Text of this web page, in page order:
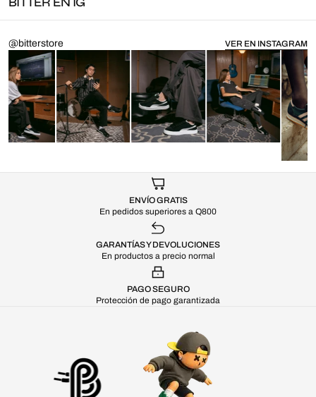
@bitterstore VER EN INSTAGRAM
ENVÍO GRATIS
En pedidos superiores a Q800
GARANTÍAS Y DEVOLUCIONES
En productos a precio normal
PAGO SEGURO
Protección de pago garantizada